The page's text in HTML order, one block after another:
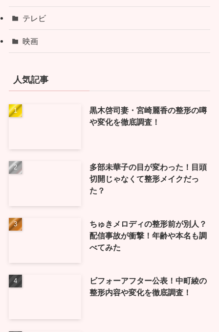
テレビ
映画
人気記事
黒木啓司妻・宮崎麗香の整形の噂
や変化を徹底調査！
多部未華子の目が変わった！目頭
切開じゃなくて整形メイクだっ
た？
ちゅきメロディの整形前が別人？
配信事故が衝撃！年齢や本名も調
べてみた
ビフォーアフター公表！中町綾の
整形内容や変化を徹底調査！